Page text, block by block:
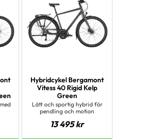
Hybridcykel Bergamont
Vitess 40 Rigid Kelp
Green
Lätt och sportig hybrid för
pendling och motion
13 495kr